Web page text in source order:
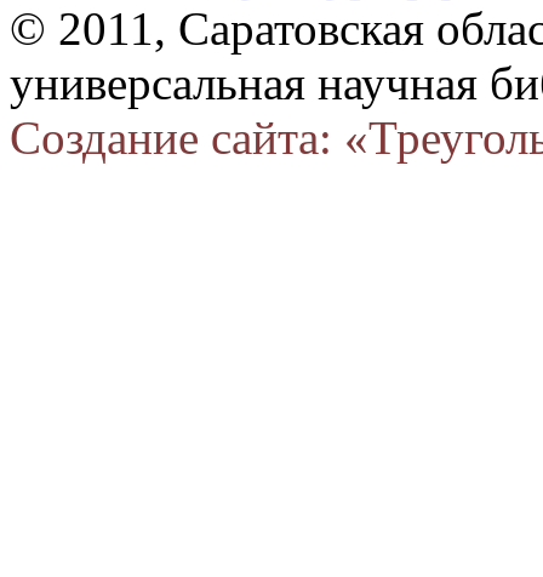
© 2011, Саратовская
универсальная научная
Создание сайта: